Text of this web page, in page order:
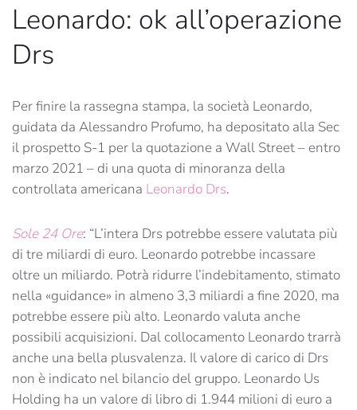
Leonardo: ok all’operazione
Drs
Per finire la rassegna stampa, la società Leonardo,
guidata da Alessandro Profumo, ha depositato alla Sec
il prospetto S-1 per la quotazione a Wall Street – entro
marzo 2021 – di una quota di minoranza della
controllata americana Leonardo Drs.
Sole 24 Ore: “L’intera Drs potrebbe essere valutata più
di tre miliardi di euro. Leonardo potrebbe incassare
oltre un miliardo. Potrà ridurre l’indebitamento, stimato
nella «guidance» in almeno 3,3 miliardi a fine 2020, ma
potrebbe essere più alto. Leonardo valuta anche
possibili acquisizioni. Dal collocamento Leonardo trarrà
anche una bella plusvalenza. Il valore di carico di Drs
non è indicato nel bilancio del gruppo. Leonardo Us
Holding ha un valore di libro di 1.944 milioni di euro a